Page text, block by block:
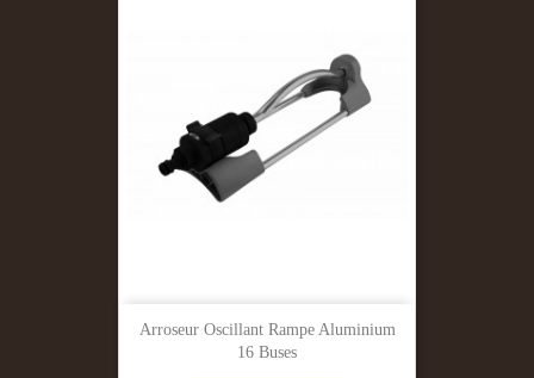
Arroseur Oscillant Rampe Aluminium
16 Buses